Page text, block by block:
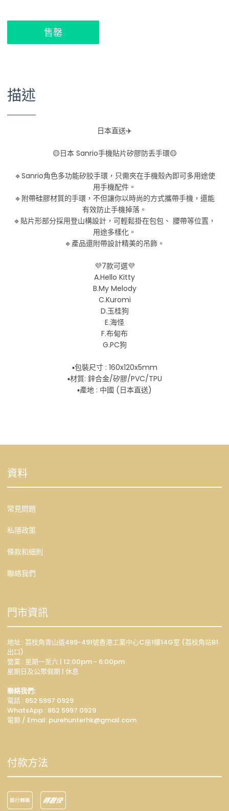
售罄
描述
日本直送✈️
🟡日本 Sanrio手機貼片矽膠防丢手環🟡
🔹Sanrio角色多功能矽胶手環，只需夾在手機殼內即可多用途使
用手機配件。
🔹附帶硅膠材質的手環，不但讓你以時尚的方式攜帶手機，還能
有效防止手機掉落。
🔹貼片形部分採用登山構設計，可輕鬆掛在包包、 腰帶等位置，
用途多樣化。
🔹產品還附帶設計精美的吊飾。
💜7款可選💜
A.Hello Kitty
B.My Melody
C.Kuromi
D.玉桂狗
E.海怪
F.布甸布
G.PC狗
▪包裝尺寸 : 160x120x5mm
▪材質: 鋅合金/矽膠/PVC/TPU
▪️產地 : 中國 (日本直送)
資料
常見問題
私隱政策
條款和細則
聯絡我們
門市資訊
地址 : 荔枝角青山道489-491號香港工業中心C座1樓14G室 (荔枝角站B1
出口)
營業 : 星期一至六 | 12:00pm - 6:00pm
星期日及公眾假期 | 休息
聯絡我們:
電話 : 852 5997 0929
WhatsApp : 852 5997 0929
電郵 / Email: purehunterhk@gmail.com
付款方法